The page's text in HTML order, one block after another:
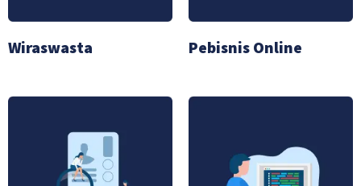
Wiraswasta Pebisnis Online